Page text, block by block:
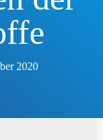
2020